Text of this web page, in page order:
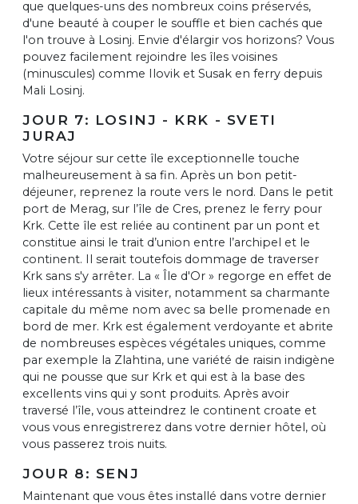
que quelques-uns des nombreux coins préservés,
d'une beauté à couper le souffle et bien cachés que
l'on trouve à Losinj. Envie d'élargir vos horizons? Vous
pouvez facilement rejoindre les îles voisines
(minuscules) comme Ilovik et Susak en ferry depuis
Mali Losinj.
JOUR 7: LOSINJ - KRK - SVETI
JURAJ
Votre séjour sur cette île exceptionnelle touche
malheureusement à sa fin. Après un bon petit-
déjeuner, reprenez la route vers le nord. Dans le petit
port de Merag, sur l’île de Cres, prenez le ferry pour
Krk. Cette île est reliée au continent par un pont et
constitue ainsi le trait d’union entre l’archipel et le
continent. Il serait toutefois dommage de traverser
Krk sans s'y arrêter. La « Île d'Or » regorge en effet de
lieux intéressants à visiter, notamment sa charmante
capitale du même nom avec sa belle promenade en
bord de mer. Krk est également verdoyante et abrite
de nombreuses espèces végétales uniques, comme
par exemple la Zlahtina, une variété de raisin indigène
qui ne pousse que sur Krk et qui est à la base des
excellents vins qui y sont produits. Après avoir
traversé l’île, vous atteindrez le continent croate et
vous vous enregistrerez dans votre dernier hôtel, où
vous passerez trois nuits.
JOUR 8: SENJ
Maintenant que vous êtes installé dans votre dernier